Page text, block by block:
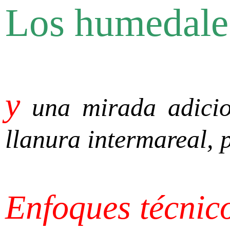
Los
yuna mirada
llanura intermareal,
Enfoques